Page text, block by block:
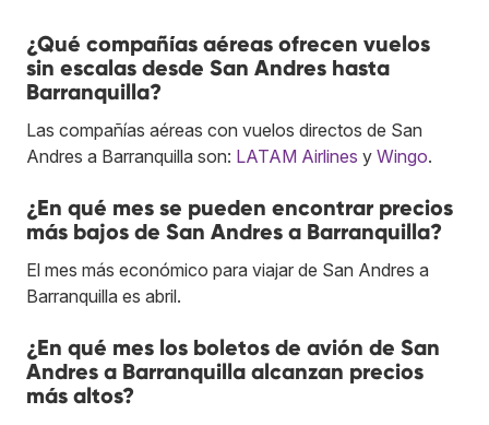
¿Qué compañías aéreas ofrecen vuelos
sin escalas desde San Andres hasta
Barranquilla?
Las compañías aéreas con vuelos directos de San
Andres a Barranquilla son: LATAM Airlines y Wingo.
¿En qué mes se pueden encontrar precios
más bajos de San Andres a Barranquilla?
El mes más económico para viajar de San Andres a
Barranquilla es abril.
¿En qué mes los boletos de avión de San
Andres a Barranquilla alcanzan precios
más altos?